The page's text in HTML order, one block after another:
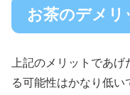
お茶のデメリ
上記のメリットであ
る可能性はかなり低い